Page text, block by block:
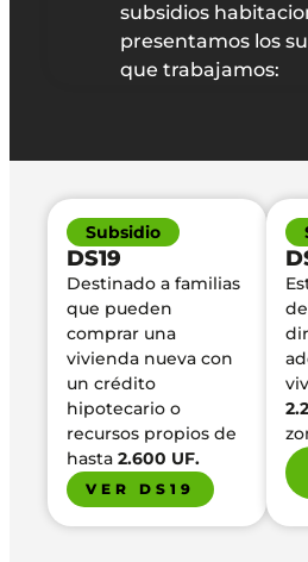
subsidios
presentamos los
que trabajamos:
Subsidio
DS19
Destinado a familias
que pueden
comprar una
vivienda nueva con
un crédito
hipotecario o
recursos propios de
hasta 2.600 UF.
VER DS19